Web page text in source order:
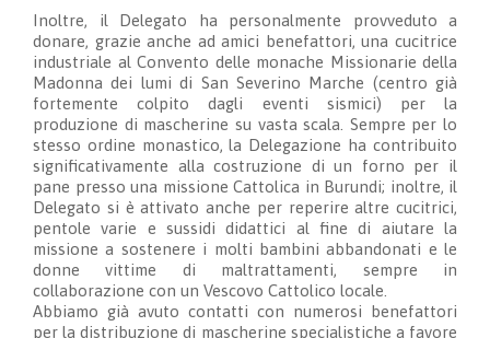
Inoltre, il Delegato ha personalmente provveduto a
donare, grazie anche ad amici benefattori, una cucitrice
industriale al Convento delle monache Missionarie della
Madonna dei lumi di San Severino Marche (centro già
fortemente colpito dagli eventi sismici) per la
produzione di mascherine su vasta scala. Sempre per lo
stesso ordine monastico, la Delegazione ha contribuito
significativamente alla costruzione di un forno per il
pane presso una missione Cattolica in Burundi; inoltre, il
Delegato si è attivato anche per reperire altre cucitrici,
pentole varie e sussidi didattici al fine di aiutare la
missione a sostenere i molti bambini abbandonati e le
donne vittime di maltrattamenti, sempre in
collaborazione con un Vescovo Cattolico locale.
Abbiamo già avuto contatti con numerosi benefattori
per la distribuzione di mascherine specialistiche a favore